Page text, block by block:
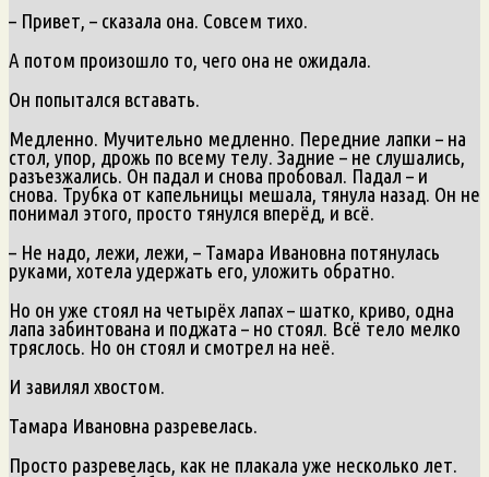
– Привет, – сказала она. Совсем тихо.
А потом произошло то, чего она не ожидала.
Он попытался вставать.
Медленно. Мучительно медленно. Передние лапки – на
стол, упор, дрожь по всему телу. Задние – не слушались,
разъезжались. Он падал и снова пробовал. Падал – и
снова. Трубка от капельницы мешала, тянула назад. Он не
понимал этого, просто тянулся вперёд, и всё.
– Не надо, лежи, лежи, – Тамара Ивановна потянулась
руками, хотела удержать его, уложить обратно.
Но он уже стоял на четырёх лапах – шатко, криво, одна
лапа забинтована и поджата – но стоял. Всё тело мелко
тряслось. Но он стоял и смотрел на неё.
И завилял хвостом.
Тамара Ивановна разревелась.
Просто разревелась, как не плакала уже несколько лет.